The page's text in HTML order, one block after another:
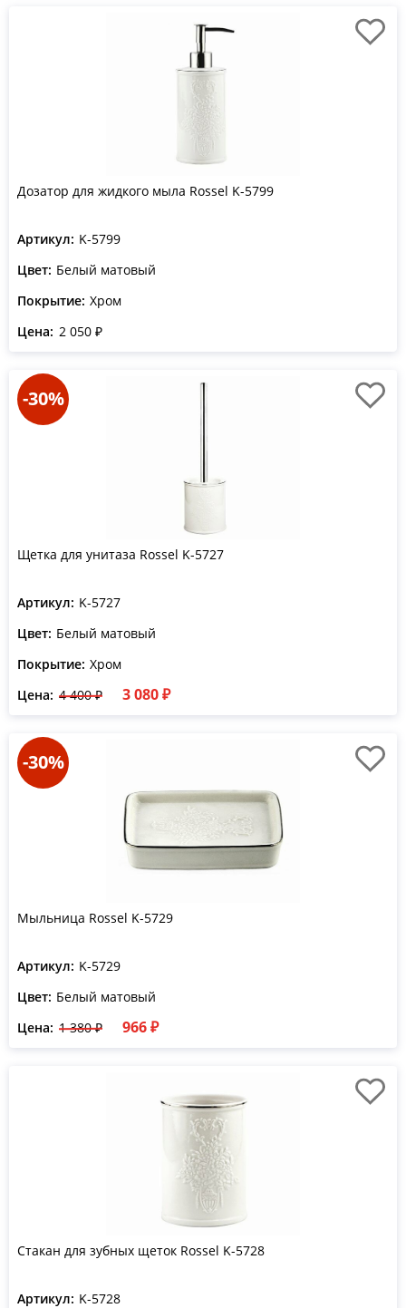
Дозатор для жидкого мыла Rossel K-5799
Артикул: K-5799
Цвет: Белый матовый
Покрытие: Хром
Цена: 2 050 ₽
-30%
Щетка для унитаза Rossel K-5727
Артикул: K-5727
Цвет: Белый матовый
Покрытие: Хром
Цена: 4 400 ₽ 3 080 ₽
-30%
Мыльница Rossel K-5729
Артикул: K-5729
Цвет: Белый матовый
Цена: 1 380 ₽ 966 ₽
Стакан для зубных щеток Rossel K-5728
Артикул: K-5728